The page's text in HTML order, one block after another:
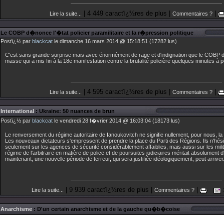
Lire la suite... | 4 449 caractï¿½res de plus | Commentaires ?|
Le COBP d�nonce l'�tat policier paramilitaire et la r�pression politique
Postï¿½ par blackcat le dimanche 16 mars 2014 @ 15:18:51 (17282 lus)
C'est sans grande surprise mais avec énormément de rage et d'indignation que le COBP
masse qui a mis fin à la 18e manifestation contre la brutalité policière quelques minutes à
Lire la suite... | 4 595 caractï¿½res de plus | Commentaires ?|
International : Ukraine: 50 nuances de brun
Postï¿½ par blackcat le vendredi 28 f�vrier 2014 @ 16:03:04 (18173 lus)
Le renversement du régime autoritaire de Ianoukovitch ne signifie nullement, pour nous, la
Les nouveaux dictateurs s'empressent de prendre la place du Parti des Régions. Ils
seulement sur les agences de sécurité considérablement affaiblies, mais aussi sur les
régime de l'arbitraire en matière de police et de poursuites judiciaires méritait absolument
maintenant, une nouvelle période de terreur, qui sera justifiée idéologiquement, peut arriver.
Lire la suite... | 9 939 caractï¿½res de plus | Commentaires ? :
Anarchisme : D'un certain anarchisme et de la gauche qu�b�coise